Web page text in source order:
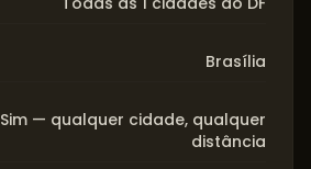
Brasília
Sim — qualquer cidade, qualquer
distância